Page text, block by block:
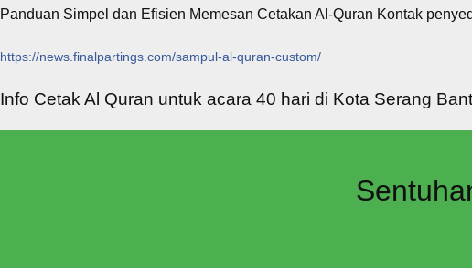
Panduan Simpel dan Efisien Memesan Cetakan Al-Quran Kontak
https://news.finalpartings.com/sampul-al-quran-custom/
Info Cetak Al Quran untuk acara 40 hari di Kota Serang